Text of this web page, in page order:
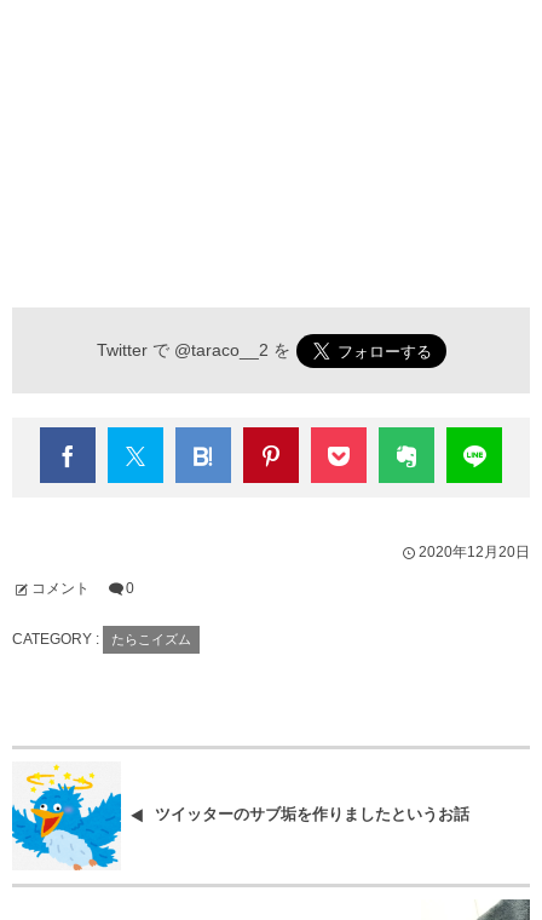
Twitter で @taraco__2 を
2020年12月20日
コメント 0
CATEGORY : たらこイズム
ツイッターのサブ垢を作りましたというお話